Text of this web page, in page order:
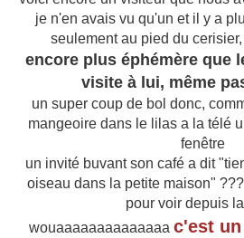
je n'en avais vu qu'un et il y a
seulement au pied du
encore plus éphémère que
visite à lui, même
un super coup de bol donc,
mangeoire dans le lilas a la télé
fenêtre
un invité buvant son café a dit
oiseau dans la petite maison"
pour voir depuis
wouaaaaaaaaaaaaaa c'est